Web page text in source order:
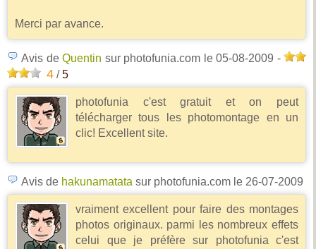
Merci par avance.
Avis deQuentin sur photofunia.com le 05-08-2009 -
4 /5
photofunia c'est gratuit et on peut
télécharger tous les photomontage en un
clic! Excellent site.
Avis de hakunamatata sur photofunia.com le 26-07-2009
vraiment excellent pour faire des montages
photos originaux. parmi les nombreux effets
celui que je préfère sur photofunia c'est